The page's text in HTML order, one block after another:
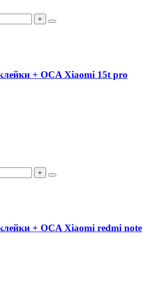
+
+ OCA Xiaomi 15t pro
+
+ OCA Xiaomi redmi note